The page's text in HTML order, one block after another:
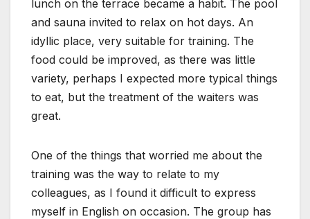
lunch on the terrace became a habit. The pool
and sauna invited to relax on hot days. An
idyllic place, very suitable for training. The
food could be improved, as there was little
variety, perhaps I expected more typical things
to eat, but the treatment of the waiters was
great.
One of the things that worried me about the
training was the way to relate to my
colleagues, as I found it difficult to express
myself in English on occasion. The group has